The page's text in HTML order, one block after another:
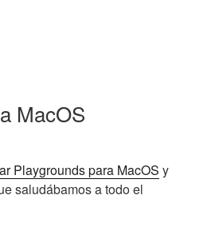
MacOS
Playgrounds para MacOS y
saludábamos a todo el